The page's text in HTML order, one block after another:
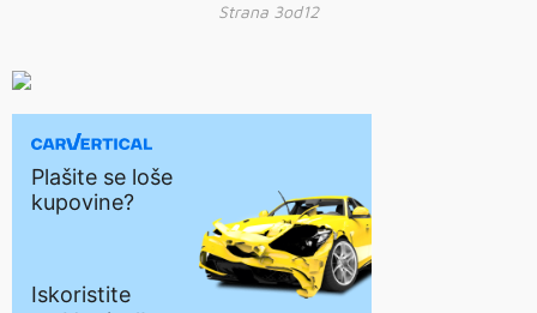
Strana 3od12